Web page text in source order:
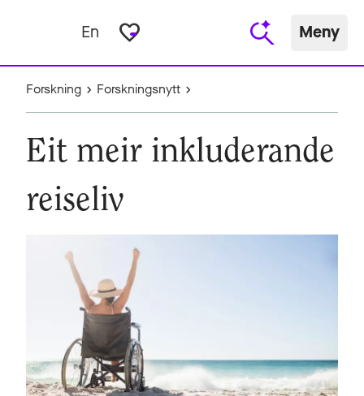
En favorite_border Meny
Forskning Forskningsnytt
Eit meir inkluderande
reiseliv